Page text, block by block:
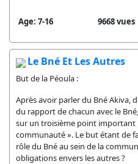
Age: 7-16 9668 vues
Le Bné Et Les Autres
But de la Péoula :
Après avoir parler du Bné Akiva,
du rapport de chacun avec le
sur un troisième point important
communauté ». Le but étant de
rôle du Bné au sein de la
obligations envers les autres ?